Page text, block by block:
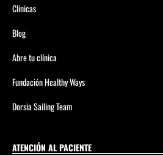
Clínicas
Blog
Abre tu clínica
Fundación Healthy Ways
Dorsia Sailing Team
ATENCIÓN AL PACIENTE